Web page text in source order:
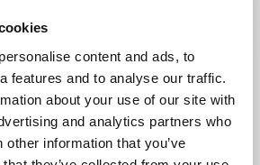
content and ads, to
features and to analyse our traffic.
about your use of our site with
and analytics partners who
information that you’ve